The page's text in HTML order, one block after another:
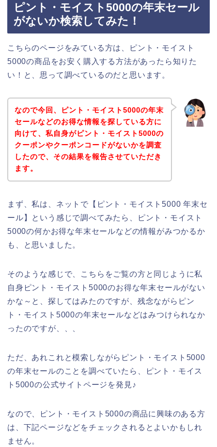
ピント・モイスト5000の年末セール
がないか検索してみた！
こちらのページをみている方は、ピント・モイスト
5000の商品をお安く購入する方法があったら知りた
い！と、思って調べているのだと思います。
なので今回、ピント・モイスト5000の年末
セールなどのお得な情報を探している方に
向けて、私自身がピント・モイスト5000の
クーポンやクーポンコードがないかを調査
したので、その結果を報告させていただき
ます。
まず、私は、ネットで【ピント・モイスト5000 年末セ
ール】という感じで調べてみたら、ピント・モイスト
5000の何かお得な年末セールなどの情報がみつかるか
も、と思いました。
そのような感じで、こちらをご覧の方と同じように私
自身ピント・モイスト5000のお得な年末セールがない
かな～と、探してはみたのですが、残念ながらピン
ト・モイスト5000の年末セールなどはみつけられなか
ったのですが、、、
ただ、あれこれと模索しながらピント・モイスト5000
の年末セールのことを調べていたら、ピント・モイス
ト5000の公式サイトページを発見♪
なので、ピント・モイスト5000の商品に興味のある方
は、下記ページなどをチェックされるとよいかもしれ
ません。